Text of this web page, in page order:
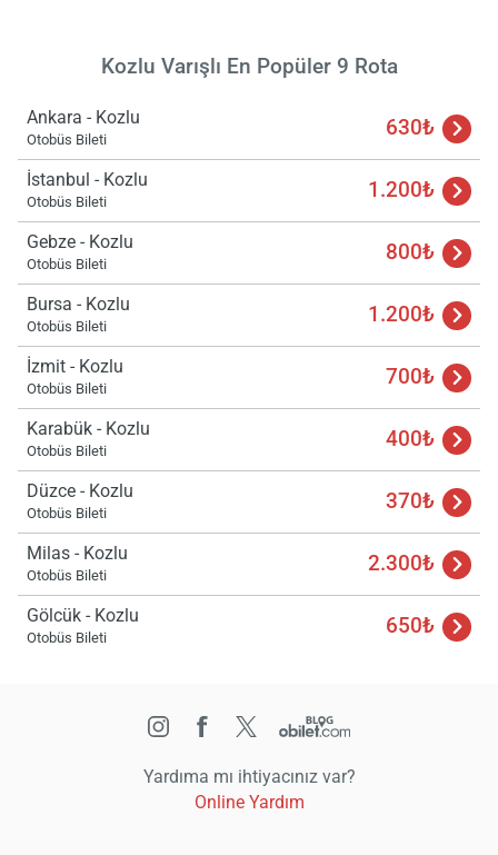
Kozlu Varışlı En Popüler 9 Rota
Ankara - Kozlu
Otobüs Bileti 630₺
İstanbul - Kozlu
Otobüs Bileti 1.200₺
Gebze - Kozlu
Otobüs Bileti 800₺
Bursa - Kozlu
Otobüs Bileti 1.200₺
İzmit - Kozlu
Otobüs Bileti 700₺
Karabük - Kozlu
Otobüs Bileti 400₺
Düzce - Kozlu
Otobüs Bileti 370₺
Milas - Kozlu
Otobüs Bileti 2.300₺
Gölcük - Kozlu
Otobüs Bileti 650₺
Yardıma mı ihtiyacınız var?
Online Yardım